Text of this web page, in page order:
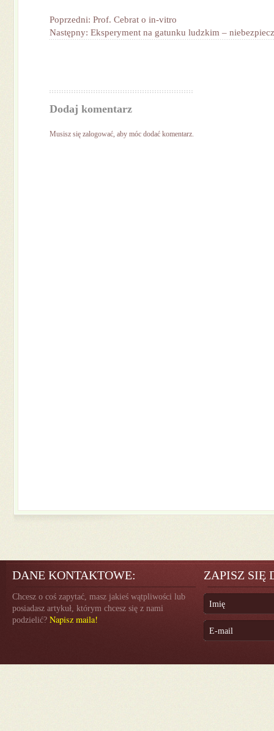
Poprzedni: Prof. Cebrat o in-vitro
Następny: Eksperyment na gatunku ludzkim –
Dodaj komentarz
Musisz się zalogować, aby móc dodać komentarz.
DANE KONTAKTOWE:
Chcesz o coś zapytać, masz jakieś wątpliwości lub
posiadasz artykuł, którym chcesz się z nami
podzielić? Napisz maila!
ZAPISZ SIĘ